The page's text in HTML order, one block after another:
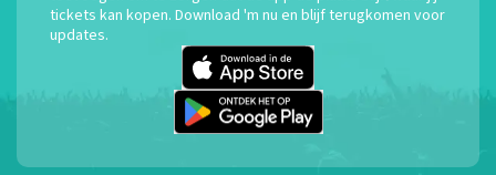
tickets kan kopen. Download 'm nu en blijf terugkomen voor
updates.